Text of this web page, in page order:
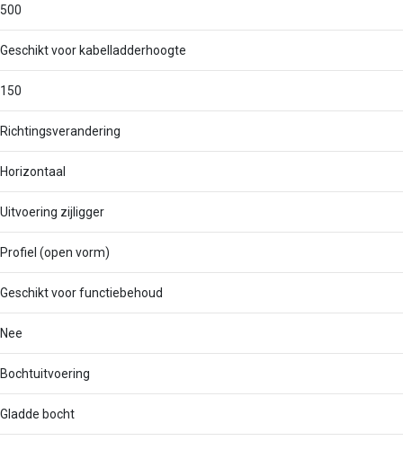
500
Geschikt voor kabelladderhoogte
150
Richtingsverandering
Horizontaal
Uitvoering zijligger
Profiel (open vorm)
Geschikt voor functiebehoud
Nee
Bochtuitvoering
Gladde bocht